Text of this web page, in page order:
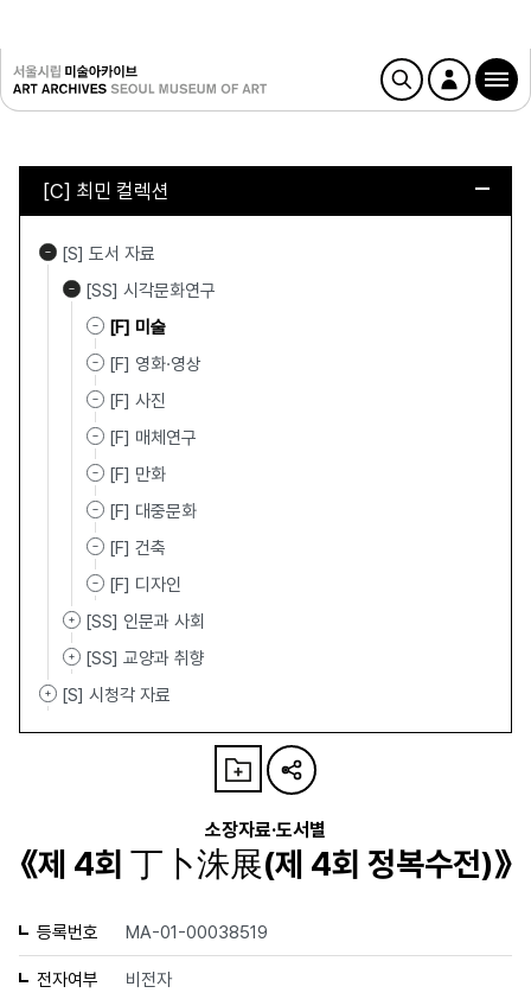
[C] 최민 컬렉션
[S] 도서 자료
[SS] 시각문화연구
[F] 미술
[F] 영화·영상
[F] 사진
[F] 매체연구
[F] 만화
[F] 대중문화
[F] 건축
[F] 디자인
[SS] 인문과 사회
[SS] 교양과 취향
[S] 시청각 자료
소장자료·도서별
《제 4회 丁卜洙展(제 4회 정복수전)》
등록번호 MA-01-00038519
전자여부 비전자